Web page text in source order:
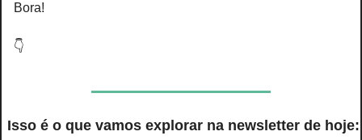
Bora!
👇
Isso é o que vamos explorar na newsletter de hoje: